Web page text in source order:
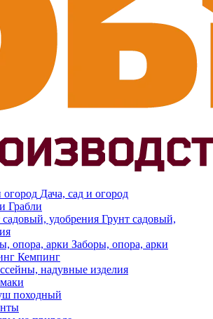
Дача, сад и огород
Грабли
Грунт садовый,
Заборы, опора, арки
Кемпинг
надувные изделия
походный